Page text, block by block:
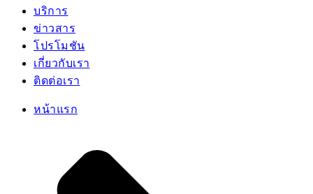
บริการ
ข่าวสาร
โปรโมชัน
เกี่ยวกับเรา
ติดต่อเรา
หน้าแรก